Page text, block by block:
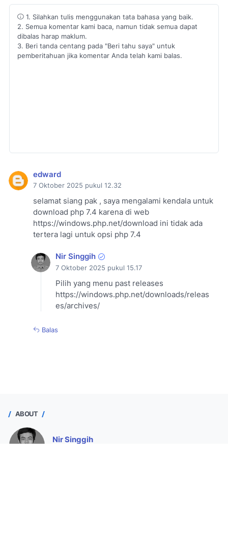
1. Silahkan tulis menggunakan tata bahasa yang baik.
2. Semua komentar kami baca, namun tidak semua dapat
dibalas harap maklum.
3. Beri tanda centang pada "Beri tahu saya" untuk
pemberitahuan jika komentar Anda telah kami balas.
edward
7 Oktober 2025 pukul 12.32
selamat siang pak , saya mengalami kendala untuk
download php 7.4 karena di web
https://windows.php.net/download ini tidak ada
tertera lagi untuk opsi php 7.4
Nir Singgih
7 Oktober 2025 pukul 15.17
Pilih yang menu past releases
https://windows.php.net/downloads/releas
es/archives/
Balas
ABOUT
Nir Singgih